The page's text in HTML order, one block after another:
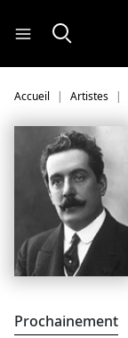
Accueil Artistes
Prochainement